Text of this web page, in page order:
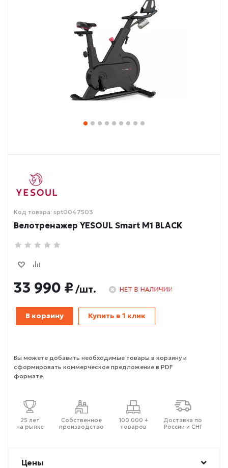
Код товара: spt0047503
Велотренажер YESOUL Smart M1 BLACK
33 990 ₽ /шт.
В корзину Купить в 1 клик
Вы можете добавить необходимые товары в корзину и
сформировать коммерческое предложение в PDF
формате.
25 лет
на рынке
Собственное
производство
100 000 +
товаров
Доставка по
России и СНГ
Цены